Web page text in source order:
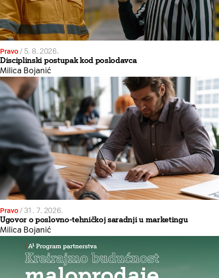
Pravo / 5. 8. 2026.
Disciplinski postupak kod poslodavca
Milica Bojanić
Pravo / 31. 7. 2026.
Ugovor o poslovno-tehničkoj saradnji u marketingu
Milica Bojanić